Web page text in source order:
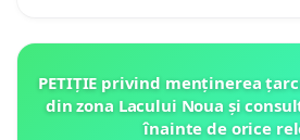
PETIȚIE privind menținerea
din zona Lacului Noua și
înainte de orice